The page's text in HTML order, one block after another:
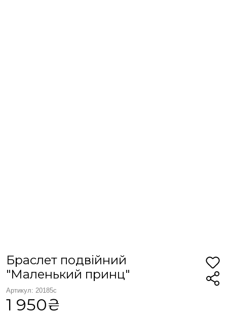
Браслет подвійний
"Маленький принц"
Артикул: 20185с
1 950₴